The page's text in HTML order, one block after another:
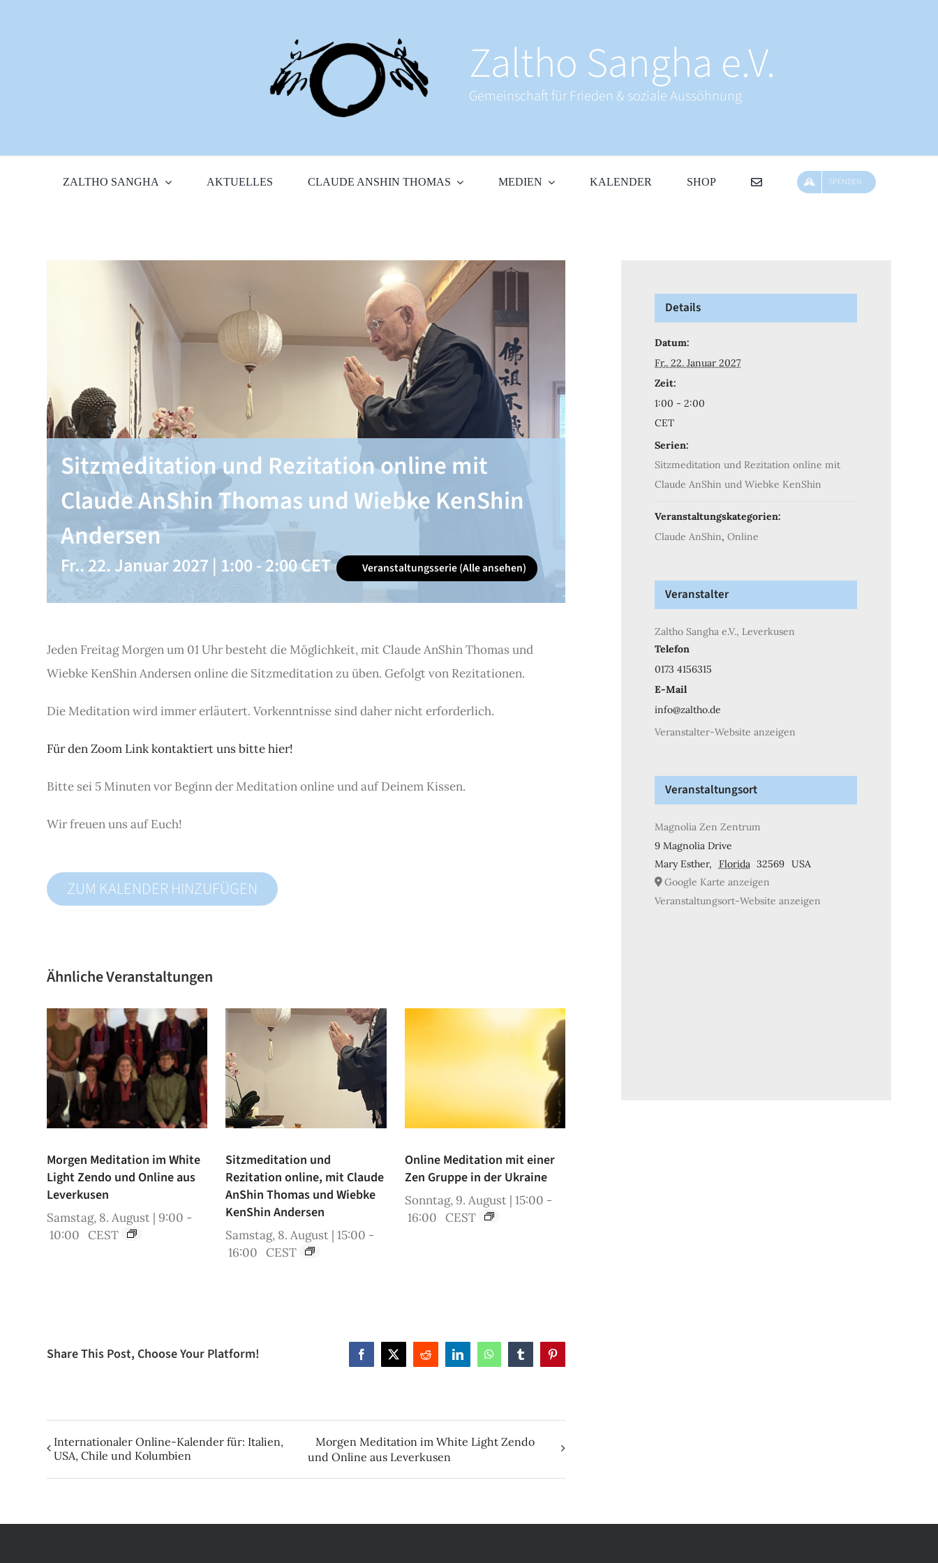
Zaltho Sangha e.V.
Gemeinschaft für Frieden & soziale Aussöhnung
ZALTHO SANGHA AKTUELLES CLAUDE ANSHIN THOMAS MEDIEN KALENDER SHOP SPENDEN
Sitzmeditation und Rezitation online mit
Claude AnShin Thomas und Wiebke KenShin
Andersen
Fr.. 22. Januar 2027 | 1:00-2:00CET Veranstaltungsserie(Alle ansehen)
Jeden Freitag Morgen um 01 Uhr besteht die Möglichkeit, mit Claude AnShin Thomas und
Wiebke KenShin Andersen online die Sitzmeditation zu üben. Gefolgt von Rezitationen.
Die Meditation wird immer erläutert. Vorkenntnisse sind daher nicht erforderlich.
Für den Zoom Link kontaktiert uns bitte hier!
Bitte sei 5 Minuten vor Beginn der Meditation online und auf Deinem Kissen.
Wir freuen uns auf Euch!
ZUM KALENDER HINZUFÜGEN
Ähnliche Veranstaltungen
Morgen Meditation im White
Light Zendo und Online aus
Leverkusen
Samstag, 8. August | 9:00 -
10:00 CEST
Sitzmeditation und
Rezitation online, mit Claude
AnShin Thomas und Wiebke
KenShin Andersen
Samstag, 8. August | 15:00 -
16:00
CEST
Online Meditation mit einer
Zen Gruppe in der Ukraine
Sonntag, 9. August | 15:00 -
16:00 CEST
Share This Post, Choose Your Platform! Facebook
X Reddit LinkedInWhatsAppTumblrPinterest
Internationaler Online-Kalender für: Italien,
USA, Chile und Kolumbien
Morgen Meditation im White Light Zendo
und Online aus Leverkusen
Details
Datum:
Fr.. 22. Januar 2027
Zeit:
1:00 - 2:00
CET
Serien:
Sitzmeditation und Rezitation online mit
Claude AnShin und Wiebke KenShin
Veranstaltungskategorien:
Claude AnShin,Online
Veranstalter
Zaltho Sangha e.V., Leverkusen
Telefon
0173 4156315
E-Mail
info@zaltho.de
Veranstalter-Website anzeigen
Veranstaltungsort
Magnolia Zen Zentrum
9 Magnolia Drive
Mary Esther, Florida 32569 USA
Google Karte anzeigen
Veranstaltungsort-Website anzeigen